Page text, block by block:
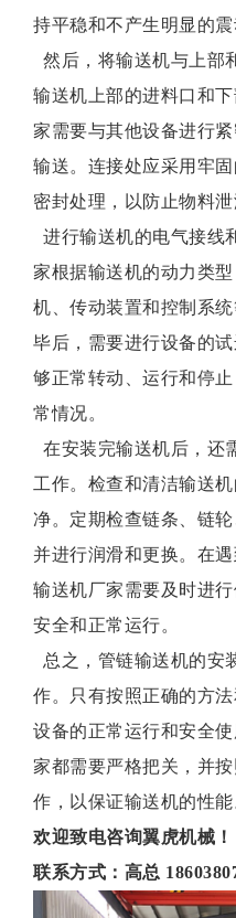
持平稳和不产生明显的震
然后，将输送机与上部
输送机上部的进料口和
家需要与其他设备进行
输送。连接处应采用牢
密封处理，以防止物料泄
进行输送机的电气接线
家根据输送机的动力类
机、传动装置和控制系
毕后，需要进行设备的
够正常转动、运行和停
常情况。
在安装完输送机后，还
工作。检查和清洁输送
净。定期检查链条、链
并进行润滑和更换。在
输送机厂家需要及时进
安全和正常运行。
总之，管链输送机的安
作。只有按照正确的方
设备的正常运行和安全
家都需要严格把关，并
作，以保证输送机的性能
欢迎致电咨询翼虎机械！
联系方式：高总